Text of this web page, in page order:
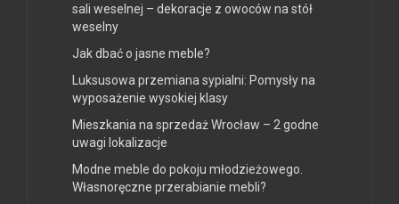
sali weselnej – dekoracje z owoców na stół
weselny
Jak dbać o jasne meble?
Luksusowa przemiana sypialni: Pomysły na
wyposażenie wysokiej klasy
Mieszkania na sprzedaż Wrocław – 2 godne
uwagi lokalizacje
Modne meble do pokoju młodzieżowego.
Własnoręczne przerabianie mebli?